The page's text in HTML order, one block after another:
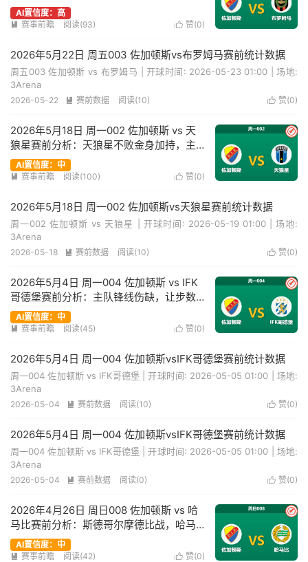
深盘让步是否值得信赖？
AI置信度：高
 赞(0)
 赛事前瞻 阅读(93)
2026年5月22日 周五003 佐加顿斯vs布罗姆马赛前统计数据
周五003 佐加顿斯 vs 布罗姆马 | 开球时间: 2026-05-23 01:00 | 场地:
3Arena
 赞(0)
2026-05-22  赛前数据 阅读(10)
✔
2026年5月18日 周一002 佐加顿斯 vs 天
狼星赛前分析：天狼星不败金身加持，主
队让步是否被高估？
AI置信度：中
 赞(0)
 赛事前瞻 阅读(100)
2026年5月18日 周一002 佐加顿斯vs天狼星赛前统计数据
周一002 佐加顿斯 vs 天狼星 | 开球时间: 2026-05-19 01:00 | 场地:
3Arena
 赞(0)
2026-05-18  赛前数据 阅读(10)
✔
2026年5月4日 周一004 佐加顿斯 vs IFK
哥德堡赛前分析：主队锋线伤缺，让步数
据是否暗藏冷意？
AI置信度：中
 赞(0)
 赛事前瞻 阅读(45)
2026年5月4日 周一004 佐加顿斯vsIFK哥德堡赛前统计数据
周一004 佐加顿斯 vs IFK哥德堡 | 开球时间: 2026-05-05 01:00 | 场地:
3Arena
 赞(0)
2026-05-04  赛前数据 阅读(10)
2026年5月4日 周一004 佐加顿斯vsIFK哥德堡赛前统计数据
周一004 佐加顿斯 vs IFK哥德堡 | 开球时间: 2026-05-05 01:00 | 场地:
3Arena
 赞(0)
2026-05-04  赛前数据 阅读(0)
✔
2026年4月26日 周日008 佐加顿斯 vs 哈
马比赛前分析：斯德哥尔摩德比战，哈马
比客场让步是否合理？
AI置信度：中
 赞(0)
 赛事前瞻 阅读(42)